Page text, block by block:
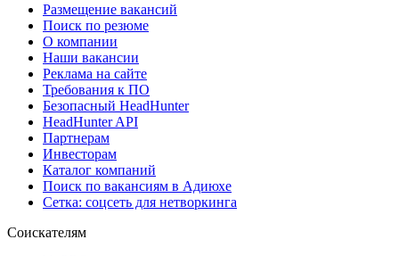
Размещение вакансий
Поиск по резюме
О компании
Наши вакансии
Реклама на сайте
Требования к ПО
Безопасный HeadHunter
HeadHunter API
Партнерам
Инвесторам
Каталог компаний
Поиск по вакансиям в Адиюхе
Сетка: соцсеть для нетворкинга
Соискателям